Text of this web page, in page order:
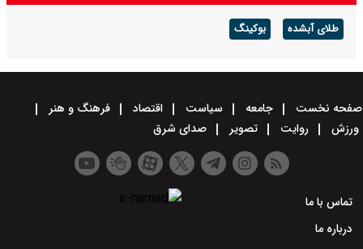
طلای آبشده بوکینگ
صفحه نخست جامعه سیاست اقتصاد
فرهنگ و هنر
ورزش
روایت تصویر صدای شرق
تماس با ما
درباره ما